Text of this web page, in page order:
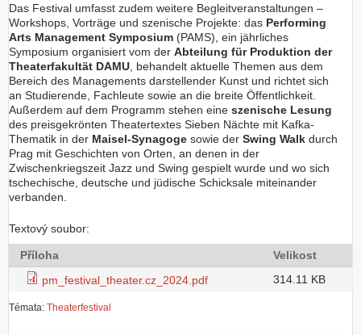
Das Festival umfasst zudem weitere Begleitveranstaltungen –
Workshops, Vorträge und szenische Projekte: das Performing
Arts Management Symposium (PAMS), ein jährliches
Symposium organisiert vom der Abteilung für Produktion der
Theaterfakultät DAMU , behandelt aktuelle Themen aus dem
Bereich des Managements darstellender Kunst und richtet sich
an Studierende, Fachleute sowie an die breite Öffentlichkeit.
Außerdem auf dem Programm stehen eine szenische Lesung
des preisgekrönten Theatertextes Sieben Nächte mit Kafka-
Thematik in der Maisel-Synagoge sowie der Swing Walk durch
Prag mit Geschichten von Orten, an denen in der
Zwischenkriegszeit Jazz und Swing gespielt wurde und wo sich
tschechische, deutsche und jüdische Schicksale miteinander
verbanden.
Textový soubor:
Příloha
Velikost
pm_festival_theater.cz_2024.pdf
314.11 KB
Témata: Theaterfestival